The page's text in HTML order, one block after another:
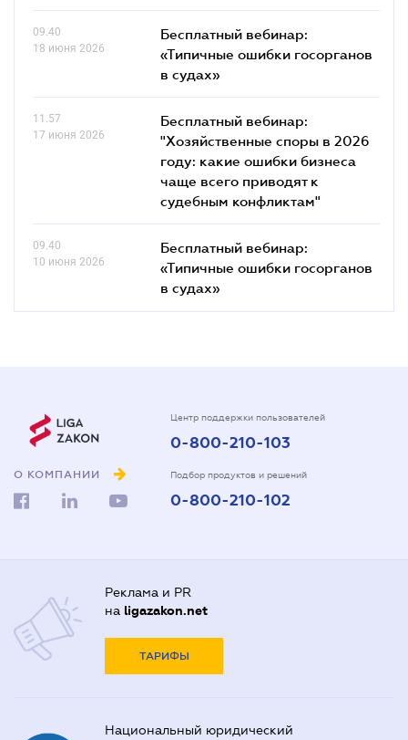
09.40
18 июня 2026
Бесплатный вебинар:
«Типичные ошибки госорганов
в судах»
11.57
17 июня 2026
Бесплатный вебинар:
"Хозяйственные споры в 2026
году: какие ошибки бизнеса
чаще всего приводят к
судебным конфликтам"
09.40
10 июня 2026
Бесплатный вебинар:
«Типичные ошибки госорганов
в судах»
О КОМПАНИИ
Центр поддержки пользователей
0-800-210-103
Подбор продуктов и решений
0-800-210-102
Реклама и PR
на ligazakon.net
ТАРИФЫ
Национальный юридический